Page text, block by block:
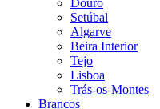
Douro
Setúbal
Algarve
Beira Interior
Tejo
Lisboa
Trás-os-Montes
Brancos